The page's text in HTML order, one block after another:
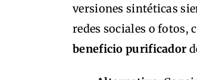
versiones sintéticas
redes sociales o fotos,
beneficio purificador